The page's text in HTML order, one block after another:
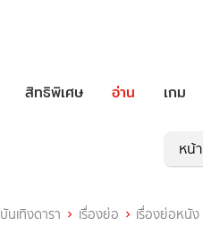
สิทธิพิเศษ อ่าน เกม
หน้
บันเทิงดารา เรื่องย่อ เรื่องย่อหนัง